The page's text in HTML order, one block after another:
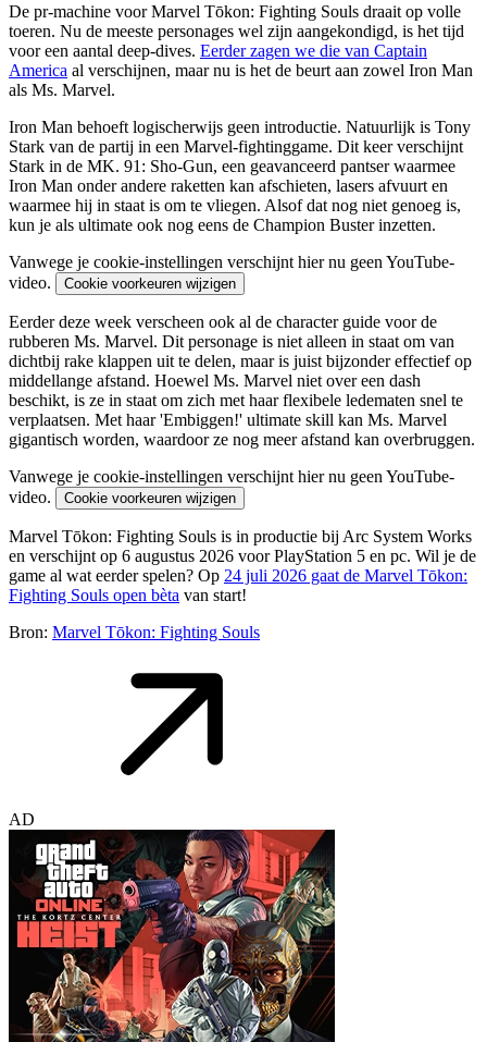
De pr-machine voor Marvel Tōkon: Fighting Souls draait op volle
toeren. Nu de meeste personages wel zijn aangekondigd, is het tijd
voor een aantal deep-dives. Eerder zagen we die van Captain
America al verschijnen, maar nu is het de beurt aan zowel Iron Man
als Ms. Marvel.
Iron Man behoeft logischerwijs geen introductie. Natuurlijk is Tony
Stark van de partij in een Marvel-fightinggame. Dit keer verschijnt
Stark in de MK. 91: Sho-Gun, een geavanceerd pantser waarmee
Iron Man onder andere raketten kan afschieten, lasers afvuurt en
waarmee hij in staat is om te vliegen. Alsof dat nog niet genoeg is,
kun je als ultimate ook nog eens de Champion Buster inzetten.
Vanwege je cookie-instellingen verschijnt hier nu geen YouTube-
video.
Cookie voorkeuren wijzigen
Eerder deze week verscheen ook al de character guide voor de
rubberen Ms. Marvel. Dit personage is niet alleen in staat om van
dichtbij rake klappen uit te delen, maar is juist bijzonder effectief op
middellange afstand. Hoewel Ms. Marvel niet over een dash
beschikt, is ze in staat om zich met haar flexibele ledematen snel te
verplaatsen. Met haar 'Embiggen!' ultimate skill kan Ms. Marvel
gigantisch worden, waardoor ze nog meer afstand kan overbruggen.
Vanwege je cookie-instellingen verschijnt hier nu geen YouTube-
video.
Cookie voorkeuren wijzigen
Marvel Tōkon: Fighting Souls is in productie bij Arc System Works
en verschijnt op 6 augustus 2026 voor PlayStation 5 en pc. Wil je de
game al wat eerder spelen? Op 24 juli 2026 gaat de Marvel Tōkon:
Fighting Souls open bèta van start!
Bron: Marvel Tōkon: Fighting Souls
AD